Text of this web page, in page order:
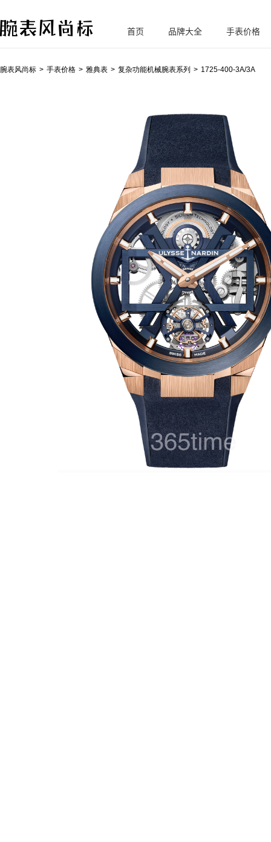
腕
首页 品牌大全 手表价格
腕表风尚标 手表价格 雅典表 复杂功能机械腕表系列 1725-400-3A/3A